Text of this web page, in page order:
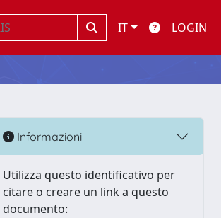
IT LOGIN
Informazioni
Utilizza questo identificativo per
citare o creare un link a questo
documento: